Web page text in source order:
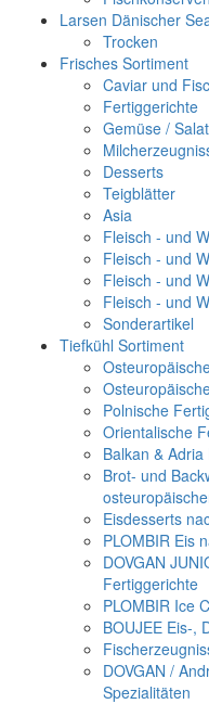
Larsen Dänischer
Trocken
Frisches Sortiment
Caviar und
Fertiggerichte
Gemüse /
Desserts
Teigblätter
Asia
Fleisch - und
Fleisch - und
Fleisch - und
Fleisch - und
Sonderartikel
Tiefkühl Sortiment
Polnische
Orientalische
Balkan &
Brot- und
Eisdesserts
PLOMBIR Eis
DOVGAN
Fertiggerichte
PLOMBIR Ice
BOUJEE Eis-,
DOVGAN /
Spezialitäten